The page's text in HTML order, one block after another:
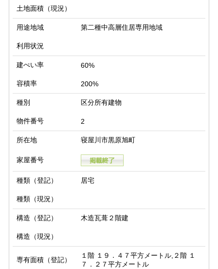
土地面積（現況）
用途地域 第二種中高層住居専用地域
利用状況
建ぺい率 60%
容積率 200%
種別 区分所有建物
物件番号 2
所在地 寝屋川市黒原旭町
家屋番号
種類（登記） 居宅
種類（現況）
構造（登記） 木造瓦葺２階建
構造（現況）
専有面積（登記）
１階 １９．４７平方メートル,２階 １
７．２７平方メートル